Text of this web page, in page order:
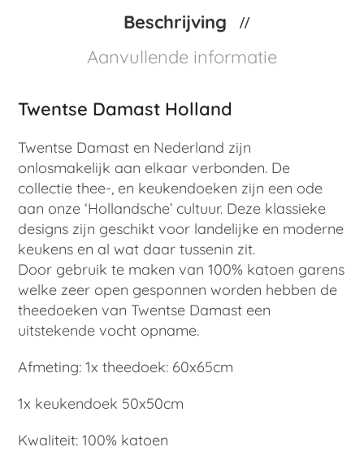
Beschrijving
Aanvullende informatie
Twentse Damast Holland
Twentse Damast en Nederland zijn
onlosmakelijk aan elkaar verbonden. De
collectie thee-, en keukendoeken zijn een ode
aan onze ‘Hollandsche’ cultuur. Deze klassieke
designs zijn geschikt voor landelijke en moderne
keukens en al wat daar tussenin zit.
Door gebruik te maken van 100% katoen garens
welke zeer open gesponnen worden hebben de
theedoeken van Twentse Damast een
uitstekende vocht opname.
Afmeting: 1x theedoek: 60x65cm
1x keukendoek 50x50cm
Kwaliteit: 100% katoen